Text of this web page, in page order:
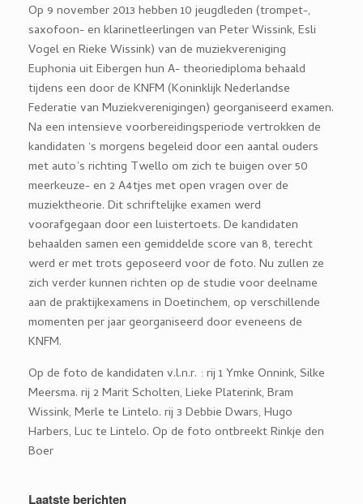
Op 9 november 2013 hebben 10 jeugdleden (trompet-,
saxofoon- en klarinetleerlingen van Peter Wissink, Esli
Vogel en Rieke Wissink) van de muziekvereniging
Euphonia uit Eibergen hun A- theoriediploma behaald
tijdens een door de KNFM (Koninklijk Nederlandse
Federatie van Muziekverenigingen) georganiseerd examen.
Na een intensieve voorbereidingsperiode vertrokken de
kandidaten ‘s morgens begeleid door een aantal ouders
met auto’s richting Twello om zich te buigen over 50
meerkeuze- en 2 A4tjes met open vragen over de
muziektheorie. Dit schriftelijke examen werd
voorafgegaan door een luistertoets. De kandidaten
behaalden samen een gemiddelde score van 8, terecht
werd er met trots geposeerd voor de foto. Nu zullen ze
zich verder kunnen richten op de studie voor deelname
aan de praktijkexamens in Doetinchem, op verschillende
momenten per jaar georganiseerd door eveneens de
KNFM.
Op de foto de kandidaten v.l.n.r. : rij 1 Ymke Onnink, Silke
Meersma. rij 2 Marit Scholten, Lieke Platerink, Bram
Wissink, Merle te Lintelo. rij 3 Debbie Dwars, Hugo
Harbers, Luc te Lintelo. Op de foto ontbreekt Rinkje den
Boer
Laatste berichten